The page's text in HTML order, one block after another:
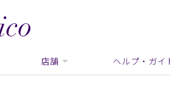
店舗 ヘルプ・ガイ